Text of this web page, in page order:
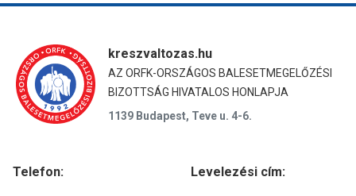
kreszvaltozas.hu
AZ ORFK-ORSZÁGOS BALESETMEGELŐZÉSI
BIZOTTSÁG HIVATALOS HONLAPJA
1139 Budapest, Teve u. 4-6.
Telefon: Levelezési cím: